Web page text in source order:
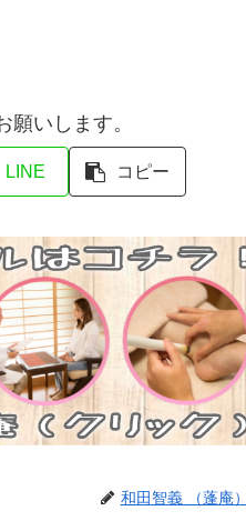
いします。
LINE コピー
和田智義 （蓬庵）